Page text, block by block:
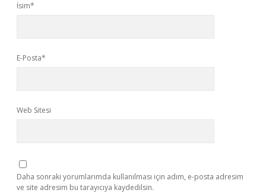
İsim*
E-Posta*
Web Sitesi
Daha sonraki yorumlarımda kullanılması için adım, e-posta adresim
ve site adresim bu tarayıcıya kaydedilsin.